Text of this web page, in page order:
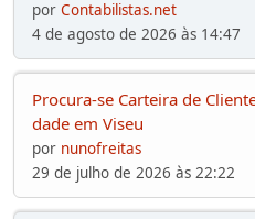
por Contabilistas.net
4 de agosto de 2026 às 14:47
Procura-se Carteira de
dade em Viseu
por nunofreitas
29 de julho de 2026 às 22:22